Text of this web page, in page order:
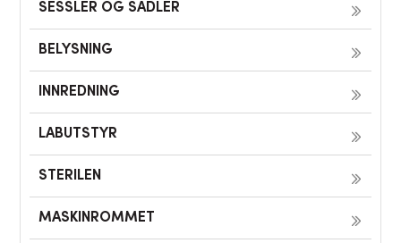
SESSLER OG SADLER
BELYSNING
INNREDNING
LABUTSTYR
STERILEN
MASKINROMMET